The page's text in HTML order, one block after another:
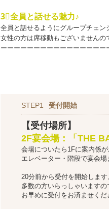
3⃣全員と話せる魅力♪
全員と話せるようにグループチェン
女性の方は席移動もございませんの
ーーーーーーーーーーーーーーーー
STEP1 受付開始
【受付場所】
2F宴会場：「THE
会場についたら1Fに案内係
エレベーター・階段で宴会場
20分前から受付を開始します
多数の方いらっしゃいますの
お早めに受付をお済ませくだ